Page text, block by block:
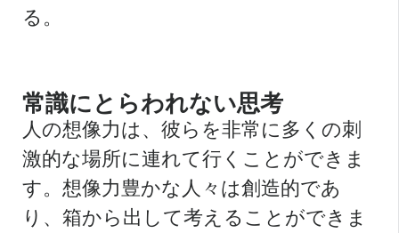
る。
常識にとらわれない思考
人の想像力は、彼らを非常に多くの刺
激的な場所に連れて行くことができま
す。想像力豊かな人々は創造的であ
り、箱から出して考えることができま